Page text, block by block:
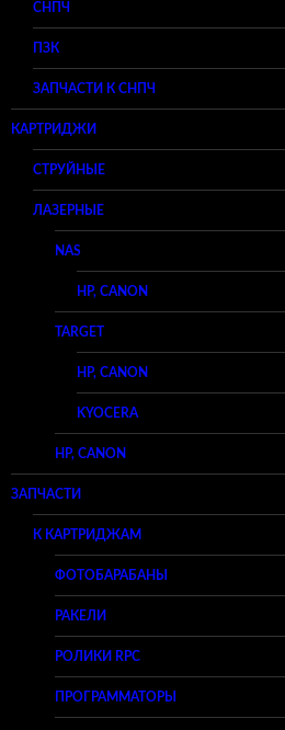
СНПЧ
ПЗК
ЗАПЧАСТИ К СНПЧ
КАРТРИДЖИ
СТРУЙНЫЕ
ЛАЗЕРНЫЕ
NAS
HP, CANON
TARGET
HP, CANON
KYOCERA
HP, CANON
ЗАПЧАСТИ
К КАРТРИДЖАМ
ФОТОБАРАБАНЫ
РАКЕЛИ
РОЛИКИ RPC
ПРОГРАММАТОРЫ